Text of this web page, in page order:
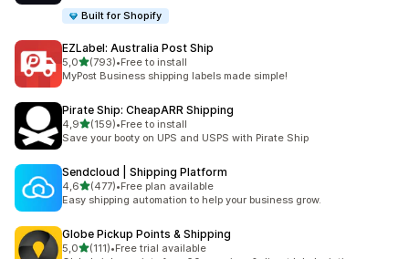
Built for Shopify
EZLabel: Australia Post Ship
5,05 yıldız üzerinden
(793)
toplam 793 değerlendirme
•Free to install
MyPost Business shipping labels made simple!
Pirate Ship: CheapARR Shipping
4,95 yıldız üzerinden
(159)
toplam 159 değerlendirme
•Free to install
Save your booty on UPS and USPS with Pirate Ship
Sendcloud | Shipping Platform
4,65 yıldız üzerinden
(477)
toplam 477 değerlendirme
•Free plan available
Easy shipping automation to help your business grow.
Globe Pickup Points & Shipping
5,05 yıldız üzerinden
(111)
toplam 111 değerlendirme
•Free trial available